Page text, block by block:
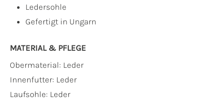
Ledersohle
Gefertigt in Ungarn
MATERIAL & PFLEGE
Obermaterial: Leder
Innenfutter: Leder
Laufsohle: Leder